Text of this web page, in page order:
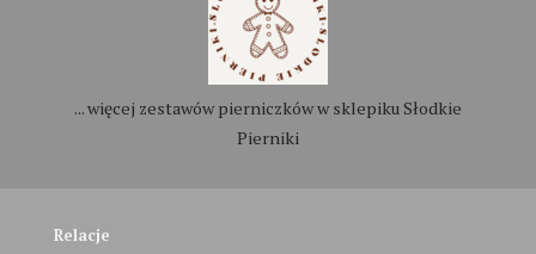
... więcej zestawów pierniczków w sklepiku Słodkie
Pierniki
Relacje